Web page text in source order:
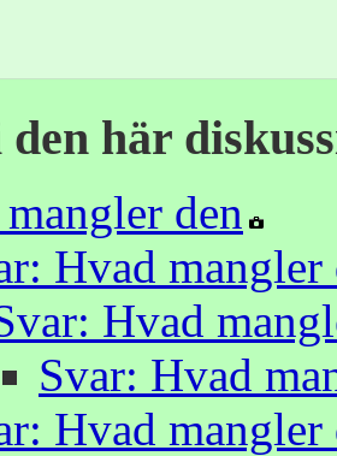
här
den
Hvad mangler
Hvad
Svar: Hvad
Hvad mangler